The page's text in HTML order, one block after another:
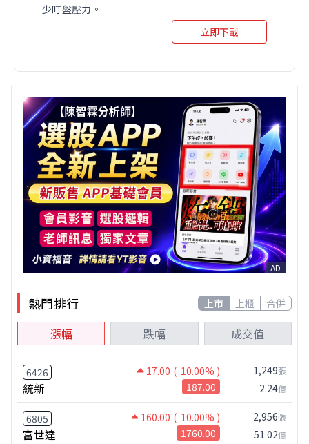
少盯盤壓力。
立即下載
AD
熱門排行 上市 上櫃 合併
漲幅 跌幅 成交值
6426 17.00 ( 10.00% )
統新 187.00
1,249張
2.24億
6805 160.00 ( 10.00% )
富世達 1760.00
2,956張
51.02億